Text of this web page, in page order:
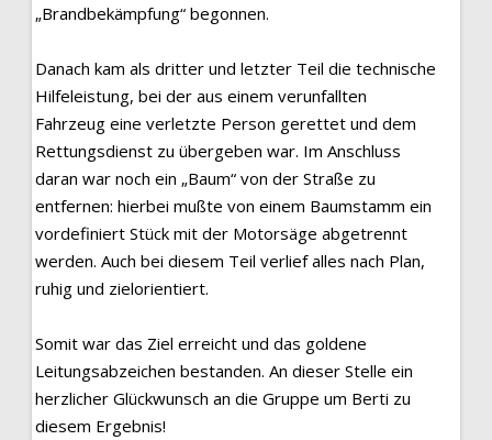
„Brandbekämpfung“ begonnen.
Danach kam als dritter und letzter Teil die technische
Hilfeleistung, bei der aus einem verunfallten
Fahrzeug eine verletzte Person gerettet und dem
Rettungsdienst zu übergeben war. Im Anschluss
daran war noch ein „Baum“ von der Straße zu
entfernen: hierbei mußte von einem Baumstamm ein
vordefiniert Stück mit der Motorsäge abgetrennt
werden. Auch bei diesem Teil verlief alles nach Plan,
ruhig und zielorientiert.
Somit war das Ziel erreicht und das goldene
Leitungsabzeichen bestanden. An dieser Stelle ein
herzlicher Glückwunsch an die Gruppe um Berti zu
diesem Ergebnis!